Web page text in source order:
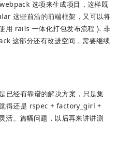
选项来生成项目，这样既
这些前沿的前端框架，又可以将
用 rails 一体化打包发布流程 ). 非
这部分还有改进空间，需要继续
已经有靠谱的解决方案，只是集
得还是 rspec + factory_girl +
。篇幅问题，以后再来讲讲测